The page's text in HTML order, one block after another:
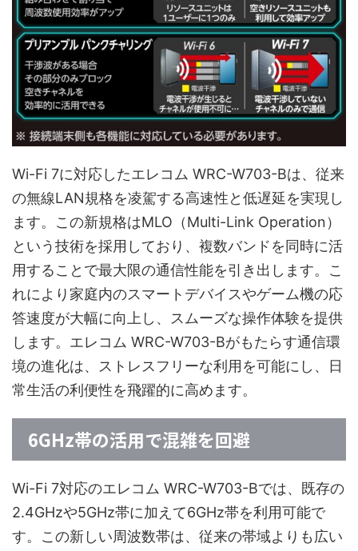
Wi-Fi 7に対応したエレコム WRC-W703-Bは、従来
の無線LAN規格を凌駕する高速性と低遅延を実現し
ます。この新規格はMLO（Multi-Link Operation）
という技術を採用しており、複数バンドを同時に活
用することで最大限の通信性能を引き出します。こ
れにより家庭内のスマートデバイスやゲーム機の応
答速度が大幅に向上し、スムーズな操作体験を提供
します。エレコム WRC-W703-Bがもたらす通信環
境の進化は、ストレスフリーな利用を可能にし、日
常生活の利便性を飛躍的に高めます。
6GHz帯の活用で混雑を回避
Wi-Fi 7対応のエレコム WRC-W703-Bでは、既存の
2.4GHzや5GHz帯に加えて6GHz帯を利用可能で
す。この新しい周波数帯は、従来の帯域よりも広い